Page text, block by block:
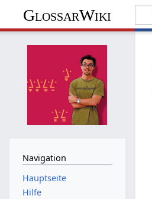
GlossarWiki
Navigation
Hauptseite
Hilfe